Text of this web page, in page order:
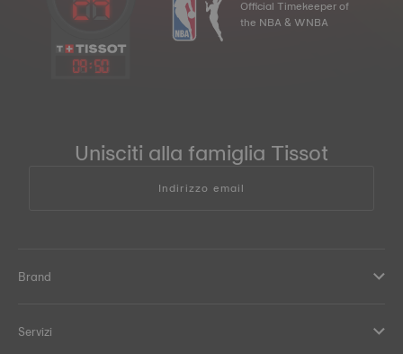
09:50
Official Timekeeper of
the NBA & WNBA
Unisciti alla famiglia Tissot
Indirizzo email
Brand
Servizi